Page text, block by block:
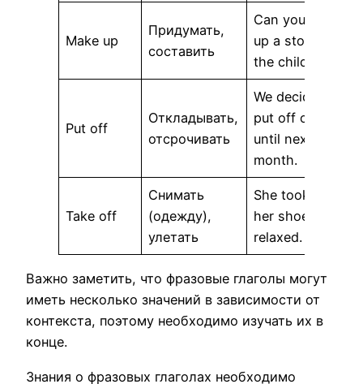
Make up
Придумать,
составить
Can you make
up a story for
the children?
Put off
Откладывать,
отсрочивать
We decided to
put off our trip
until next
month.
Take off
Снимать
(одежду),
улетать
She took off
her shoes and
relaxed.
Важно заметить, что фразовые глаголы могут
иметь несколько значений в зависимости от
контекста, поэтому необходимо изучать их в
конце.
Знания о фразовых глаголах необходимо